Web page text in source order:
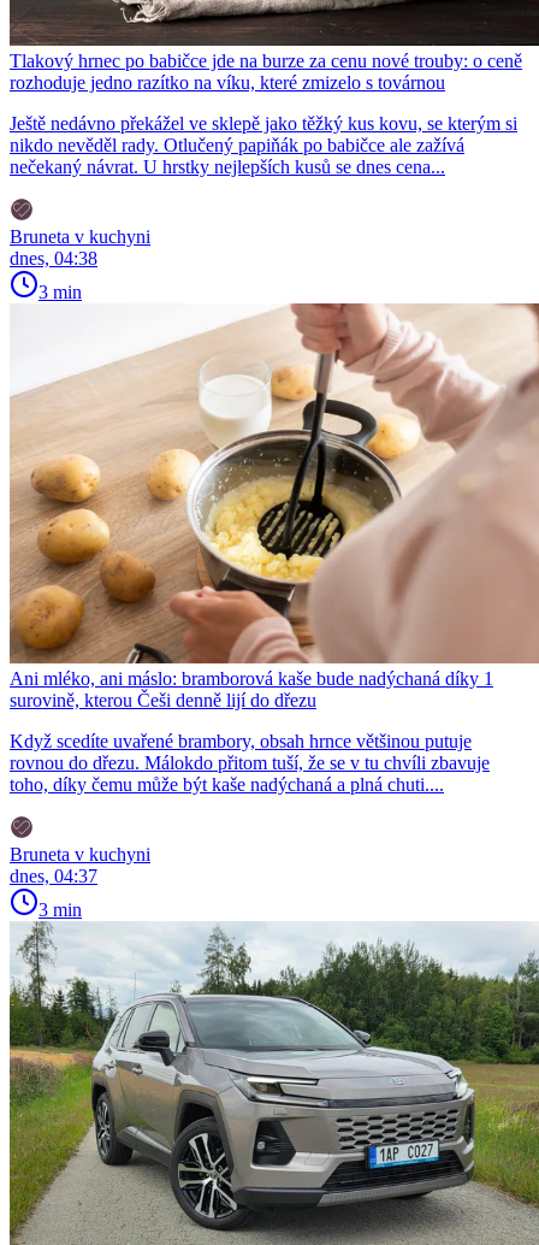
Tlakový hrnec po babičce jde na burze za cenu nové trouby: o ceně
rozhoduje jedno razítko na víku, které zmizelo s továrnou
Ještě nedávno překážel ve sklepě jako těžký kus kovu, se kterým si
nikdo nevěděl rady. Otlučený papiňák po babičce ale zažívá
nečekaný návrat. U hrstky nejlepších kusů se dnes cena...
Bruneta v kuchyni
dnes, 04:38
3 min
Ani mléko, ani máslo: bramborová kaše bude nadýchaná díky 1
surovině, kterou Češi denně lijí do dřezu
Když scedíte uvařené brambory, obsah hrnce většinou putuje
rovnou do dřezu. Málokdo přitom tuší, že se v tu chvíli zbavuje
toho, díky čemu může být kaše nadýchaná a plná chuti....
Bruneta v kuchyni
dnes, 04:37
3 min